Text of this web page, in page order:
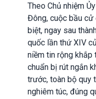
Theo Chủ nhiệm
Đông, cuộc bầu
biệt, ngay sau
quốc lần thứ XIV
niềm tin rộng khắp
chuẩn bị rút ngắn
trước, toàn bộ quy
nghiêm túc, đúng